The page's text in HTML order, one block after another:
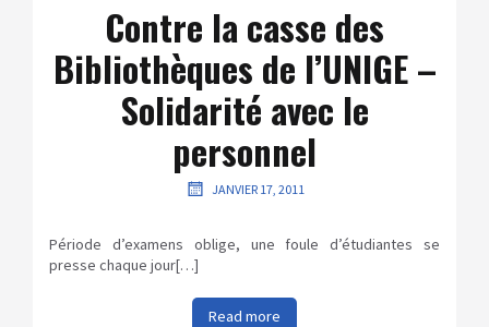
Contre la casse des
Bibliothèques de l’UNIGE –
Solidarité avec le
personnel
JANVIER 17, 2011
Période d’examens oblige, une foule d’étudiantes se
presse chaque jour[…]
Read more